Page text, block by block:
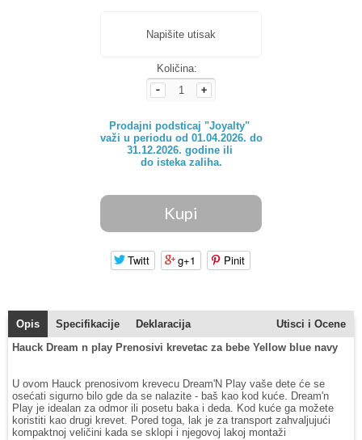
Napišite utisak
Količina:
Prodajni podsticaj "Joyalty"
važi u periodu od 01.04.2026. do
31.12.2026. godine ili
do isteka zaliha.
Twitt g+1 Pinit
Opis Specifikacije Deklaracija
Utisci i Ocene
Hauck Dream n play Prenosivi krevetac za bebe Yellow blue navy
U ovom Hauck prenosivom krevecu Dream'N Play vaše dete će se
osećati sigurno bilo gde da se nalazite - baš kao kod kuće. Dream'n
Play je idealan za odmor ili posetu baka i deda. Kod kuće ga možete
koristiti kao drugi krevet. Pored toga, lak je za transport zahvaljujući
kompaktnoj veličini kada se sklopi i njegovoj lakoj montaži